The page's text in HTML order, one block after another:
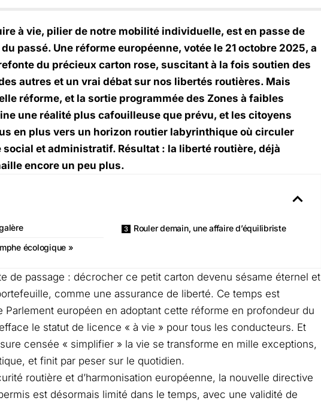
à vie, pilier de notre mobilité individuelle, est en passe de
passé. Une réforme européenne, votée le 21 octobre 2025, a
du précieux carton rose, suscitant à la fois soutien des
autres et un vrai débat sur nos libertés routières. Mais
réforme, et la sortie programmée des Zones à faibles
une réalité plus cafouilleuse que prévu, et les citoyens
en plus vers un horizon routier labyrinthique où circuler
et administratif. Résultat : la liberté routière, déjà
encore un peu plus.
écologique »
Rouler demain, une affaire d’équilibriste
de passage : décrocher ce petit carton devenu sésame éternel et
comme une assurance de liberté. Ce temps est
Parlement européen en adoptant cette réforme en profondeur du
le statut de licence « à vie » pour tous les conducteurs. Et
censée « simplifier » la vie se transforme en mille exceptions,
et finit par peser sur le quotidien.
routière et d’harmonisation européenne, la nouvelle directive
est désormais limité dans le temps, avec une validité de